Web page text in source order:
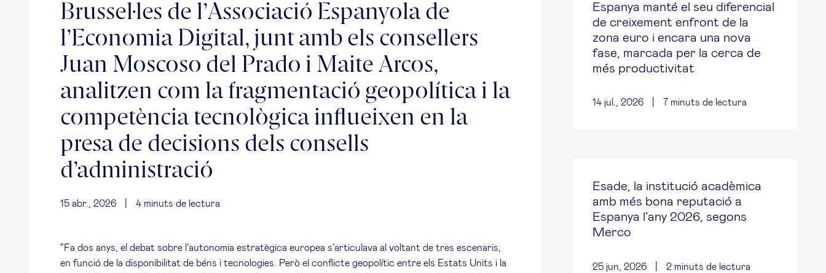
Brussel·les de l’Associació Espanyola de
l’Economia Digital, junt amb els consellers
Juan Moscoso del Prado i Maite Arcos,
analitzen com la fragmentació geopolítica i la
competència tecnològica influeixen en la
presa de decisions dels consells
d’administració
15 abr., 2026 4 minuts de lectura
“Fa dos anys, el debat sobre l’autonomia estratègica europea s’articulava al voltant de tres escenaris,
en funció de la disponibilitat de béns i tecnologies. Però el conflicte geopolític entre els Estats Units i la
Espanya manté el seu diferencial
de creixement enfront de la
zona euro i encara una nova
fase, marcada per la cerca de
més productivitat
14 jul., 2026 7 minuts de lectura
Esade, la institució acadèmica
amb més bona reputació a
Espanya l’any 2026, segons
Merco
25 jun, 2026 2 minuts de lectura